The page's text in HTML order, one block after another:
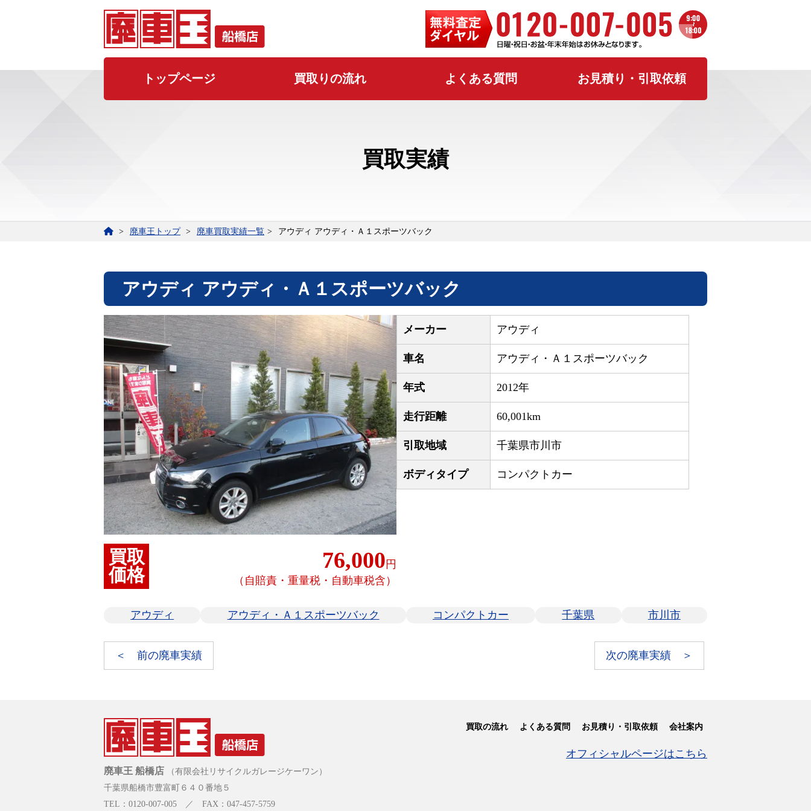
トップページ 買取りの流れ よくある質問 お見積り・引取依頼
買取実績
廃車王トップ 廃車買取実績一覧 アウディ アウディ・Ａ１スポーツバック
アウディ アウディ・Ａ１スポーツバック
買取
価格
76,000円
（自賠責・重量税・自動車税含）
メーカー アウディ
車名 アウディ・Ａ１スポーツバック
年式 2012年
走行距離 60,001km
引取地域 千葉県市川市
ボディタイプ コンパクトカー
アウディ アウディ・Ａ１スポーツバック コンパクトカー 千葉県 市川市
＜ 前の廃車実績 次の廃車実績 ＞
廃車王 船橋店
（有限会社リサイクルガレージケーワン）
千葉県船橋市豊富町６４０番地５
TEL：0120-007-005 ／ FAX：047-457-5759
買取の流れ よくある質問 お見積り・引取依頼 会社案内
オフィシャルページはこちら